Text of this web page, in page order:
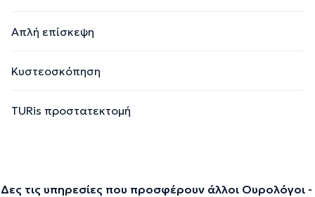
Απλή επίσκεψη
Κυστεοσκόπηση
TURis προστατεκτομή
Δες τις υπηρεσίες που προσφέρουν άλλοι Ουρολόγοι -